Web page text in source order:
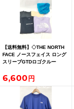
【送料無料】◇THE NORTH
FACE ノースフェイス ロング
スリーブGTDロゴクルー
ャツ4着 ドライサック付
6,600